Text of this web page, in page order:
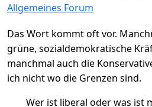
Allgemeines Forum
Das Wort kommt oft vor.
grüne, sozialdemokratische
manchmal auch die
ich nicht wo die Grenzen sind.
Wer ist liberal oder was ist